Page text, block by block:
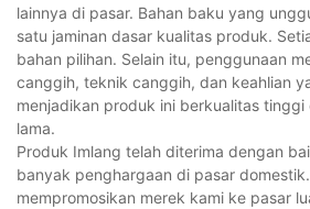
lainnya di pasar. Bahan baku yang
satu jaminan dasar kualitas produk.
bahan pilihan. Selain itu, penggunaan
canggih, teknik canggih, dan keahlian
menjadikan produk ini berkualitas
lama.
Produk Imlang telah diterima dengan
banyak penghargaan di pasar
mempromosikan merek kami ke pasar